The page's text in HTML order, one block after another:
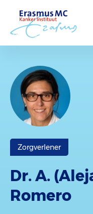
Zorgverlener
Dr. A.
Romero